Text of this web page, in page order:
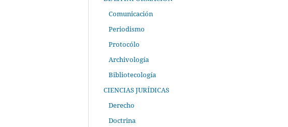
Comunicación
Periodismo
Protocólo
Archivología
Bibliotecología
CIENCIAS JURÍDICAS
Derecho
Doctrina